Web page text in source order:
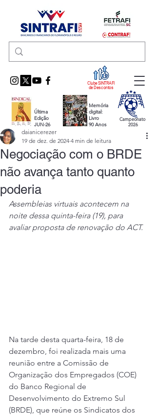
Clube SINTRAFI
de Descontos
Última
Edição
JUN-26
Memória
digital:
Livro
90 Anos
Campeonato
2026
Negociação com o BRDE
não avança tanto quanto
poderia
daianicerezer
19 de dez. de 2024 4 min de leitura
Assembleias virtuais acontecem na
noite dessa quinta-feira (19), para
avaliar proposta de renovação do ACT.
Na tarde desta quarta-feira, 18 de
dezembro, foi realizada mais uma
reunião entre a Comissão de
Organização dos Empregados (COE)
do Banco Regional de
Desenvolvimento do Extremo Sul
(BRDE), que reúne os Sindicatos dos